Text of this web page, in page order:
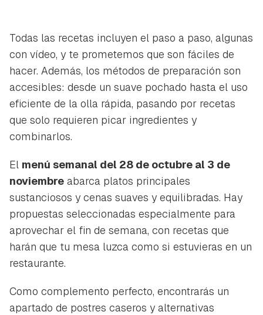
Todas las recetas incluyen el paso a paso, algunas
con vídeo, y te prometemos que son fáciles de
hacer. Además, los métodos de preparación son
accesibles: desde un suave pochado hasta el uso
eficiente de la olla rápida, pasando por recetas
que solo requieren picar ingredientes y
combinarlos.
El menú semanal del 28 de octubre al 3 de
noviembre abarca platos principales
sustanciosos y cenas suaves y equilibradas. Hay
propuestas seleccionadas especialmente para
aprovechar el fin de semana, con recetas que
harán que tu mesa luzca como si estuvieras en un
restaurante.
Como complemento perfecto, encontrarás un
apartado de postres caseros y alternativas